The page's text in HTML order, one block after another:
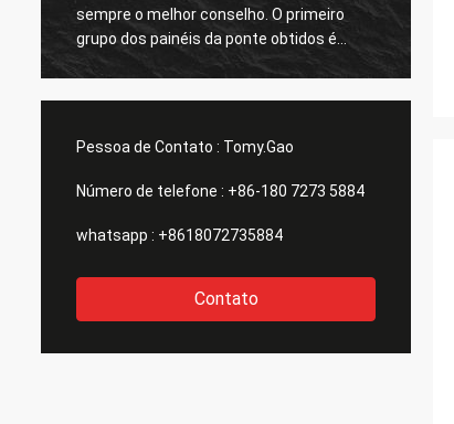
sempre o melhor conselho. O primeiro
grupo dos painéis da ponte obtidos é
grande demasiado. agradecimentos
Pessoa de Contato : Tomy.Gao
Número de telefone : +86-180 7273 5884
whatsapp : +8618072735884
Contato